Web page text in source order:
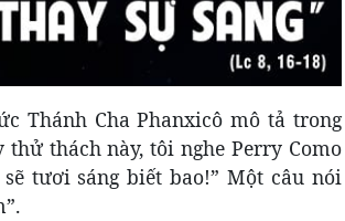
Thánh Cha Phanxicô mô tả trong
thách này, tôi nghe Perry Como
tươi sáng biết bao!” Một câu nói